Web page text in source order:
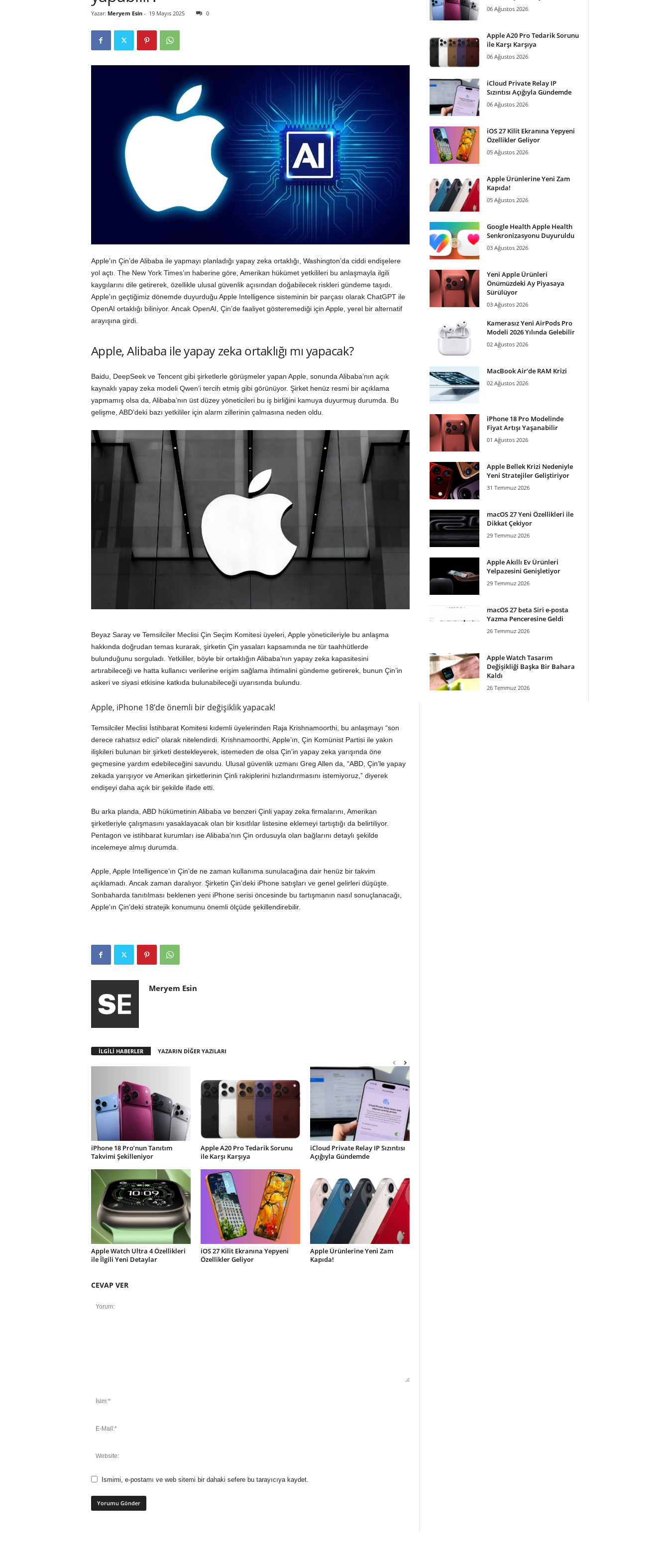
i
l
Yazar: Meryem Esin- 19 Mayıs 2025 0
Apple’ın Çin’de Alibaba ile yapmayı planladığı yapay zeka ortaklığı, Washington’da ciddi endişelere
yol açtı. The New York Times’ın haberine göre, Amerikan hükümet yetkilileri bu anlaşmayla ilgili
kaygılarını dile getirerek, özellikle ulusal güvenlik açısından doğabilecek riskleri gündeme taşıdı.
Apple’ın geçtiğimiz dönemde duyurduğu Apple Intelligence sisteminin bir parçası olarak ChatGPT ile
OpenAI ortaklığı biliniyor. Ancak OpenAI, Çin’de faaliyet gösteremediği için Apple, yerel bir alternatif
arayışına girdi.
Apple, Alibaba ile yapay zeka ortaklığı mı yapacak?
Baidu, DeepSeek ve Tencent gibi şirketlerle görüşmeler yapan Apple, sonunda Alibaba’nın açık
kaynaklı yapay zeka modeli Qwen’i tercih etmiş gibi görünüyor. Şirket henüz resmi bir açıklama
yapmamış olsa da, Alibaba’nın üst düzey yöneticileri bu iş birliğini kamuya duyurmuş durumda. Bu
gelişme, ABD’deki bazı yetkililer için alarm zillerinin çalmasına neden oldu.
Beyaz Saray ve Temsilciler Meclisi Çin Seçim Komitesi üyeleri, Apple yöneticileriyle bu anlaşma
hakkında doğrudan temas kurarak, şirketin Çin yasaları kapsamında ne tür taahhütlerde
bulunduğunu sorguladı. Yetkililer, böyle bir ortaklığın Alibaba’nın yapay zeka kapasitesini
artırabileceği ve hatta kullanıcı verilerine erişim sağlama ihtimalini gündeme getirerek, bunun Çin’in
askeri ve siyasi etkisine katkıda bulunabileceği uyarısında bulundu.
Apple, iPhone 18’de önemli bir değişiklik yapacak!
Temsilciler Meclisi İstihbarat Komitesi kıdemli üyelerinden Raja Krishnamoorthi, bu anlaşmayı “son
derece rahatsız edici” olarak nitelendirdi. Krishnamoorthi, Apple’ın, Çin Komünist Partisi ile yakın
ilişkileri bulunan bir şirketi destekleyerek, istemeden de olsa Çin’in yapay zeka yarışında öne
geçmesine yardım edebileceğini savundu. Ulusal güvenlik uzmanı Greg Allen da, “ABD, Çin’le yapay
zekada yarışıyor ve Amerikan şirketlerinin Çinli rakiplerini hızlandırmasını istemiyoruz,” diyerek
endişeyi daha açık bir şekilde ifade etti.
Bu arka planda, ABD hükümetinin Alibaba ve benzeri Çinli yapay zeka firmalarını, Amerikan
şirketleriyle çalışmasını yasaklayacak olan bir kısıtlılar listesine eklemeyi tartıştığı da belirtiliyor.
Pentagon ve istihbarat kurumları ise Alibaba’nın Çin ordusuyla olan bağlarını detaylı şekilde
incelemeye almış durumda.
Apple, Apple Intelligence’ın Çin’de ne zaman kullanıma sunulacağına dair henüz bir takvim
açıklamadı. Ancak zaman daralıyor. Şirketin Çin’deki iPhone satışları ve genel gelirleri düşüşte.
Sonbaharda tanıtılması beklenen yeni iPhone serisi öncesinde bu tartışmanın nasıl sonuçlanacağı,
Apple’ın Çin’deki stratejik konumunu önemli ölçüde şekillendirebilir.
Meryem Esin
İLGİLİ HABERLER YAZARIN DİĞER YAZILARI
iPhone 18 Pro’nun Tanıtım
Takvimi Şekilleniyor
Apple A20 Pro Tedarik Sorunu
ile Karşı Karşıya
iCloud Private Relay IP Sızıntısı
Açığıyla Gündemde
Apple Watch Ultra 4 Özellikleri
ile İlgili Yeni Detaylar
iOS 27 Kilit Ekranına Yepyeni
Özellikler Geliyor
Apple Ürünlerine Yeni Zam
Kapıda!
CEVAP VER
Ismimi, e-postamı ve web sitemi bir dahaki sefere bu tarayıcıya kaydet.
06 Ağustos 2026
Apple A20 Pro Tedarik Sorunu
ile Karşı Karşıya
06 Ağustos 2026
iCloud Private Relay IP
Sızıntısı Açığıyla Gündemde
06 Ağustos 2026
iOS 27 Kilit Ekranına Yepyeni
Özellikler Geliyor
05 Ağustos 2026
Apple Ürünlerine Yeni Zam
Kapıda!
05 Ağustos 2026
Google Health Apple Health
Senkronizasyonu Duyuruldu
03 Ağustos 2026
Yeni Apple Ürünleri
Önümüzdeki Ay Piyasaya
Sürülüyor
03 Ağustos 2026
Kamerasız Yeni AirPods Pro
Modeli 2026 Yılında Gelebilir
02 Ağustos 2026
MacBook Air’de RAM Krizi
02 Ağustos 2026
iPhone 18 Pro Modelinde
Fiyat Artışı Yaşanabilir
01 Ağustos 2026
Apple Bellek Krizi Nedeniyle
Yeni Stratejiler Geliştiriyor
31 Temmuz 2026
macOS 27 Yeni Özellikleri ile
Dikkat Çekiyor
29 Temmuz 2026
Apple Akıllı Ev Ürünleri
Yelpazesini Genişletiyor
29 Temmuz 2026
macOS 27 beta Siri e-posta
Yazma Penceresine Geldi
26 Temmuz 2026
Apple Watch Tasarım
Değişikliği Başka Bir Bahara
Kaldı
26 Temmuz 2026